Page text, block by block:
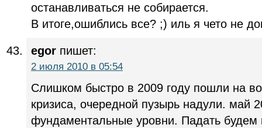
останавливаться не собирается.
В итоге,ошиблись все? ;) иль я чето не
egor пишет:
2 июля 2010 в 05:54
Слишком быстро в 2009 году пошли на
кризиса, очередной пузырь надули. май
фундаментальные уровни. Падать будем